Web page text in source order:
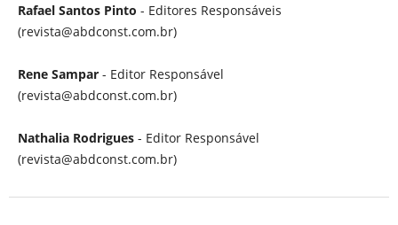
Rafael Santos Pinto - Editores Responsáveis
(revista@abdconst.com.br)
Rene Sampar- Editor Responsável
(revista@abdconst.com.br)
Nathalia Rodrigues- Editor Responsável
(revista@abdconst.com.br)